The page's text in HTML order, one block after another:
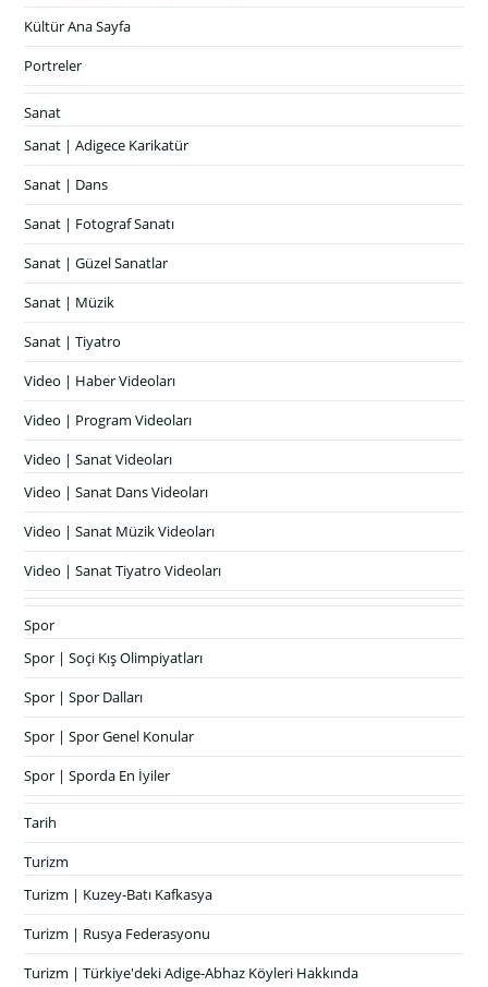
Kültür Ana Sayfa
Portreler
Sanat
Sanat | Adigece Karikatür
Sanat | Dans
Sanat | Fotograf Sanatı
Sanat | Güzel Sanatlar
Sanat | Müzik
Sanat | Tiyatro
Video | Haber Videoları
Video | Program Videoları
Video | Sanat Videoları
Video | Sanat Dans Videoları
Video | Sanat Müzik Videoları
Video | Sanat Tiyatro Videoları
Spor
Spor | Soçi Kış Olimpiyatları
Spor | Spor Dalları
Spor | Spor Genel Konular
Spor | Sporda En İyiler
Tarih
Turizm
Turizm | Kuzey-Batı Kafkasya
Turizm | Rusya Federasyonu
Turizm | Türkiye'deki Adige-Abhaz Köyleri Hakkında